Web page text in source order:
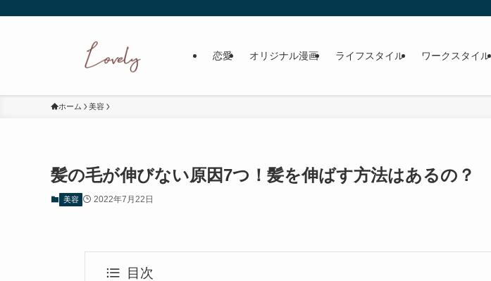
恋愛 オリジナル漫画 ライフスタイル ワークスタイル
ホーム 美容
髪の毛が伸びない原因7つ！髪を伸ばす方法はあるの？
美容 2022年7月22日
目次